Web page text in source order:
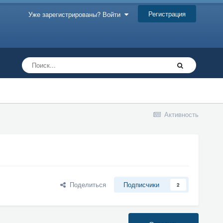
Уже зарегистрированы? Войти Регистрация
Активность
Поделиться Подписчики 2